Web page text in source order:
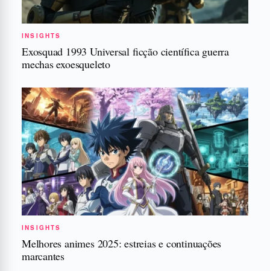
INSIGHTS
Exosquad 1993 Universal ficção científica guerra
mechas exoesqueleto
INSIGHTS
Melhores animes 2025: estreias e continuações
marcantes